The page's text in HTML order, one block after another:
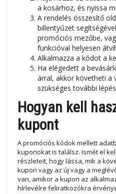
a kosárhoz, és nyissa
A rendelés összesítő
billentyűzet
promóciós mezőbe,
funkcióval helyesen
Alkalmazza a kódot a
Ha elégedett a
árral, akkor követheti a
szükséges további
Hogyan kell
kupont
A promóciós kódok mellett
kuponokat is találsz. Ismét el
részleteit, hogy lássa, mik a
kupon vagy az új vagy a
van, amikor a kupon az
hírlevélre feliratkozókra